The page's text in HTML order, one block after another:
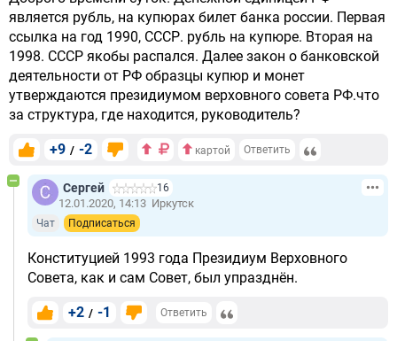
является рубль, на купюрах билет банка россии. Первая
ссылка на год 1990, СССР. рубль на купюре. Вторая на
1998. СССР якобы распался. Далее закон о банковской
деятельности от РФ образцы купюр и монет
утверждаются президиумом верховного совета РФ.что
за структура, где находится, руководитель?
+9 / -2 картой Ответить
Сергей 16
12.01.2020, 14:13 Иркутск
Чат Подписаться
Конституцией 1993 года Президиум Верховного
Совета, как и сам Совет, был упразднён.
+2 / -1 Ответить